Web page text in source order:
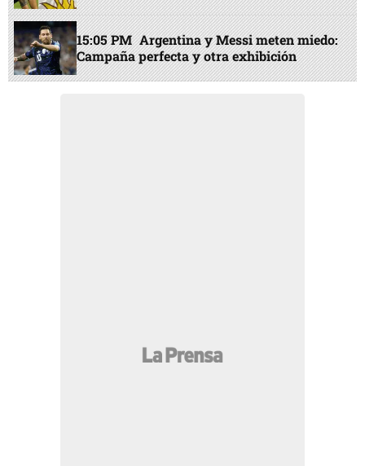
15:05 PM Argentina y Messi meten miedo:
Campaña perfecta y otra exhibición